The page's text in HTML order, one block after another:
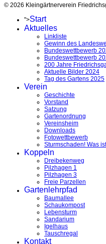
© 2026 Kleingärtnerverein
">Start
Aktuelles
Linkliste
Gewinn des
Bundeswettbewerb
Bundeswettbewerb
200 Jahre
Aktuelle Bilder 2024
Tag des Gartens 2025
Verein
Geschichte
Vorstand
Satzung
Gartenordnung
Vereinsheim
Downloads
Fotowettbewerb
Sturmschaden! Was
Koppeln
Dreibekenweg
Pilzhagen 1
Pilzhagen 3
Freie Parzellen
Gartenlehrpfad
Baumallee
Schaukompost
Lebensturm
Sandarium
Igelhaus
Tauschregal
Kontakt